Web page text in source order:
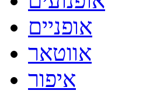
אופניים
אווטאר
איפור